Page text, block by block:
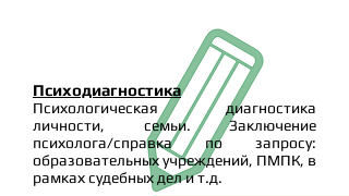
Психодиагностика
Психологическая диагностика
личности, семьи. Заключение
психолога/справка по запросу:
образовательных учреждений, ПМПК, в
рамках судебных дел и т.д.